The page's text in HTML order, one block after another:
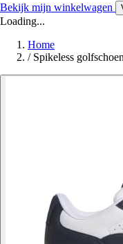
Bekijk mijn winkelwagen
Loading...
Home
/ Spikeless